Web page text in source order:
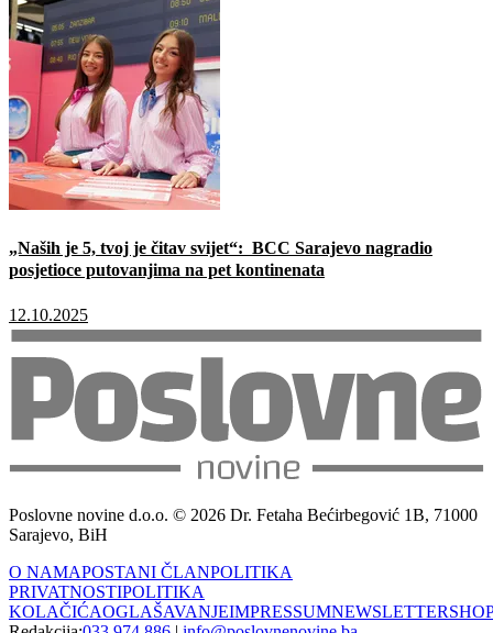
„Naših je 5, tvoj je čitav svijet“: BCC Sarajevo nagradio
posjetioce putovanjima na pet kontinenata
12.10.2025
Poslovne novine d.o.o. © 2026 Dr. Fetaha Bećirbegović 1B, 71000
Sarajevo, BiH
O NAMAPOSTANI ČLANPOLITIKA
PRIVATNOSTIPOLITIKA
KOLAČIĆAOGLAŠAVANJEIMPRESSUMNEWSLETTER